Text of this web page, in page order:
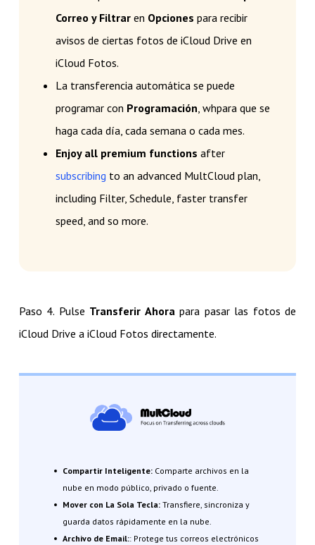
Correo y Filtraren Opciones para recibir
avisos de ciertas fotos de iCloud Drive en
iCloud Fotos.
La transferencia automática se puede
programar con Programación, whpara que se
haga cada día, cada semana o cada mes.
Enjoy all premium functions after
subscribing to an advanced MultCloud plan,
including Filter, Schedule, faster transfer
speed, and so more.
Paso 4. Pulse Transferir Ahorapara pasar las fotos de
iCloud Drive a iCloud Fotos directamente.
Compartir Inteligente:Comparte archivos en la
nube en modo público, privado o fuente.
Mover con La Sola Tecla:Transfiere, sincroniza y
guarda datos rápidamente en la nube.
Archivo de Email:: Protege tus correos electrónicos